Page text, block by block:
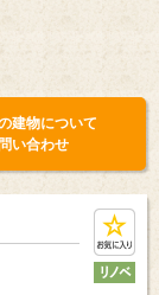
建物について
い合わせ